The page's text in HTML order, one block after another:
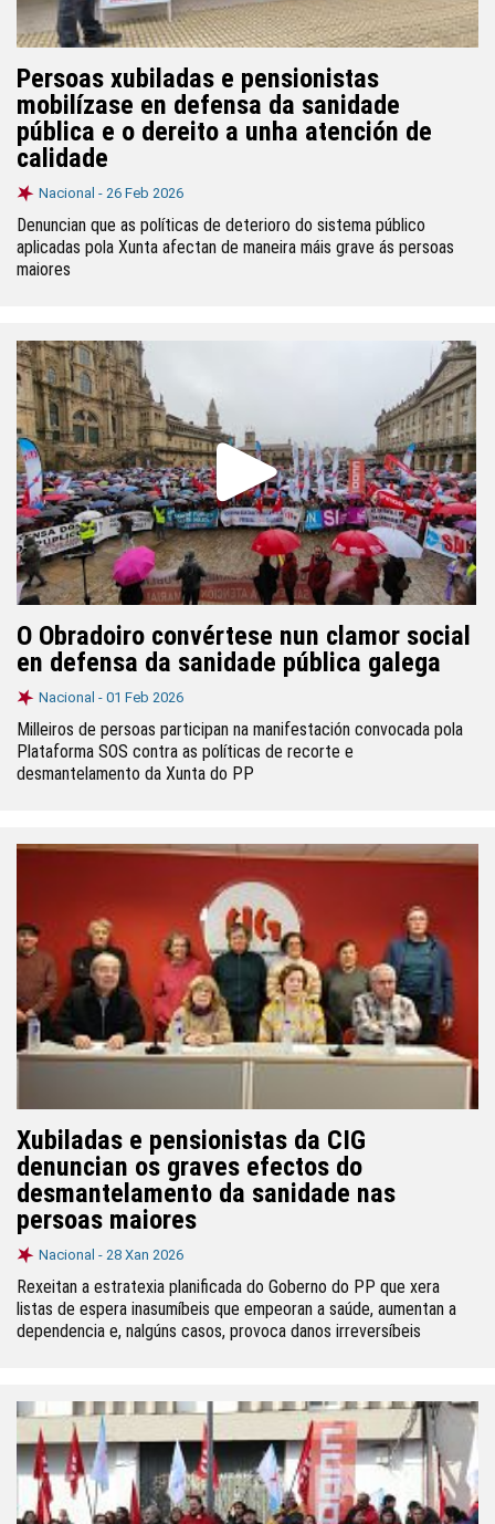
Persoas xubiladas e pensionistas
mobilízase en defensa da sanidade
pública e o dereito a unha atención de
calidade
Nacional - 26 Feb 2026
Denuncian que as políticas de deterioro do sistema público
aplicadas pola Xunta afectan de maneira máis grave ás persoas
maiores
O Obradoiro convértese nun clamor social
en defensa da sanidade pública galega
Nacional - 01 Feb 2026
Milleiros de persoas participan na manifestación convocada pola
Plataforma SOS contra as políticas de recorte e
desmantelamento da Xunta do PP
Xubiladas e pensionistas da CIG
denuncian os graves efectos do
desmantelamento da sanidade nas
persoas maiores
Nacional - 28 Xan 2026
Rexeitan a estratexia planificada do Goberno do PP que xera
listas de espera inasumíbeis que empeoran a saúde, aumentan a
dependencia e, nalgúns casos, provoca danos irreversíbeis